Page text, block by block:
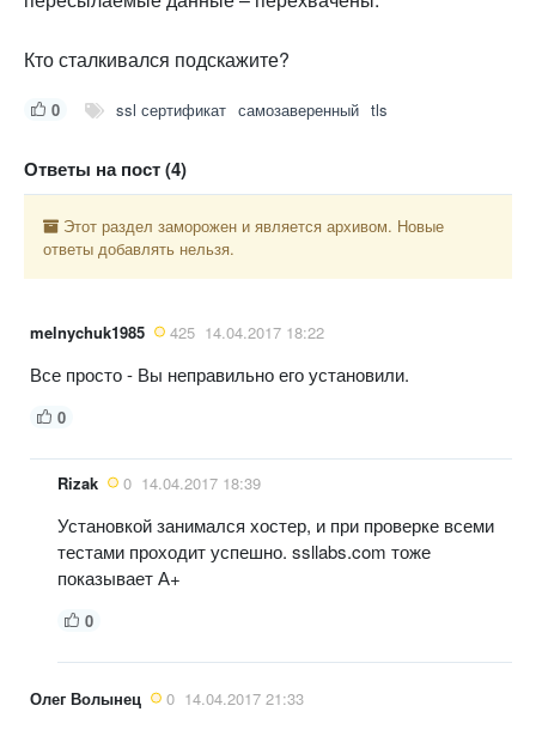
Кто сталкивался подскажите?
0 ssl сертификат самозаверенный tls
Ответы на пост (4)
Этот раздел заморожен и является архивом. Новые
ответы добавлять нельзя.
melnychuk1985 425 14.04.2017 18:22
Все просто - Вы неправильно его установили.
0
Rizak 0 14.04.2017 18:39
Установкой занимался хостер, и при проверке всеми
тестами проходит успешно. ssllabs.com тоже
показывает А+
0
Олег Волынец 0 14.04.2017 21:33